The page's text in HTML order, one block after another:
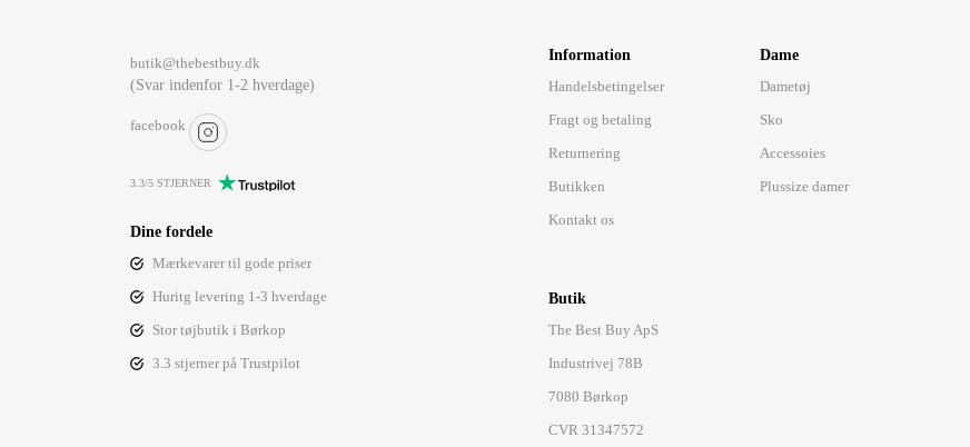
butik@thebestbuy.dk
(Svar indenfor 1-2 hverdage)
facebook
3.3/5 STJERNER
Dine fordele
Mærkevarer til gode priser
Huritg levering 1-3 hverdage
Stor tøjbutik i Børkop
3.3 stjerner på Trustpilot
Information
Handelsbetingelser
Fragt og betaling
Returnering
Butikken
Kontakt os
Butik
The Best Buy ApS
Industrivej 78B
7080 Børkop
CVR 31347572
Dame
Dametøj
Sko
Accessoies
Plussize damer